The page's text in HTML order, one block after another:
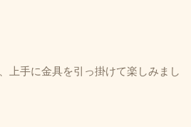
上手に金具を引っ掛けて楽しみまし